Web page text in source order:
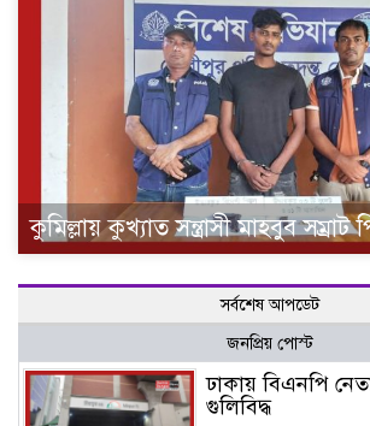
কুমিল্লায় কুখ্যাত সন্ত্রাসী মাহবুব সম্রাট
সর্বশেষ আপডেট
জনপ্রিয় পোস্ট
ঢাকায় বিএনপি
গুলিবিদ্ধ